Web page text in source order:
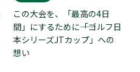
この大会を、「最高の4日
間」にするために――「ゴルフ日
本シリーズJTカップ」への
想い